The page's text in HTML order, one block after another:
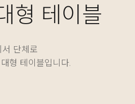
형 테이블
단체로
형 테이블입니다.
장겸 수납장
도 놓치지 않은 제노바 책장은
게 정리하는 재미를 더해줍니다.
글/듀얼 모
5가지 사이즈의 모션데스크는
자유롭게 설정할 수 있습니다.
형 테이블
단체로
형 테이블입니다.